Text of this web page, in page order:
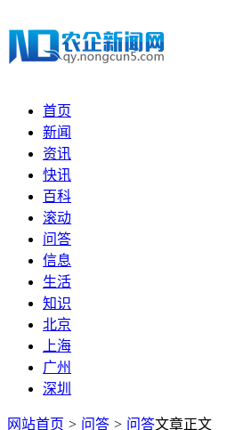
首页
新闻
资讯
快讯
百科
滚动
问答
信息
生活
知识
北京
上海
广州
深圳
网站首页 > 问答 > 问答文章正文